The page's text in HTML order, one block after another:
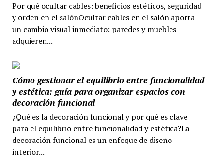
Por qué ocultar cables: beneficios estéticos, seguridad
y orden en el salónOcultar cables en el salón aporta
un cambio visual inmediato: paredes y muebles
adquieren...
Cómo gestionar el equilibrio entre funcionalidad
y estética: guía para organizar espacios con
decoración funcional
¿Qué es la decoración funcional y por qué es clave
para el equilibrio entre funcionalidad y estética?La
decoración funcional es un enfoque de diseño
interior...